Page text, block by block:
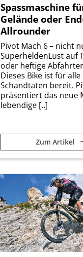
Spassmaschine
Gelände oder
Allrounder
Pivot Mach 6 – nicht
SuperheldenLust auf
oder heftige
Dieses Bike ist für alle
Schandtaten bereit.
präsentiert das neue
lebendige [..]
Zum Artikel